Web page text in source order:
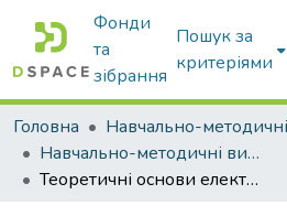
Фонди
та
зібрання
Пошук за
критеріями
Головна
Навчально-методичні видання
Теоретичні основи електротехніки, ч. 1: методичні вказівки до лабораторних робіт для здобувачів ступеня вищої освіти «бакалавр» зі спеціальності 141 «Електроенергетика, електротехніка та електромеханіка» денної форми навчання на основі повної загальної середньої освіти